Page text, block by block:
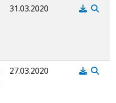
31.03.2020
27.03.2020